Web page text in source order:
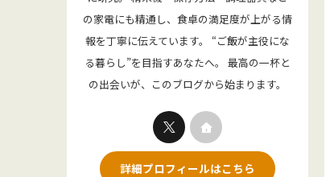
の家電にも精通し、食卓の満足度が上がる情
報を丁寧に伝えています。 “ご飯が主役にな
る暮らし”を目指すあなたへ。 最高の一杯と
の出会いが、このブログから始まります。
詳細プロフィールはこちら